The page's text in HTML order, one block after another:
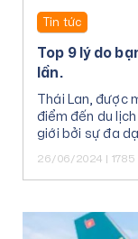
Tin tức
Top 9 lý do
lần.
Thái Lan, được
điểm đến du
giới bởi sự đa
thiên nhiên và
26/06/2024 | 1785